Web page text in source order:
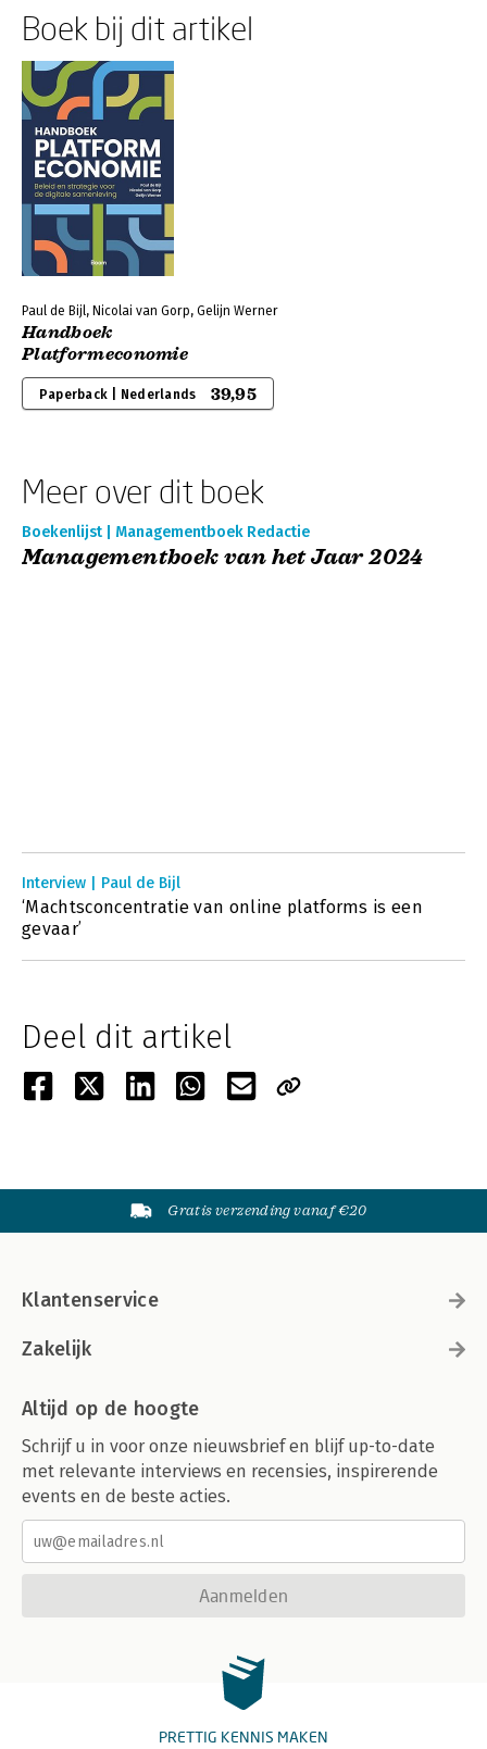
Boek bij dit artikel
Paul de Bijl, Nicolai van Gorp, Gelijn Werner
Handboek
Platformeconomie
Paperback | Nederlands 39,95
Meer over dit boek
Boekenlijst | Managementboek Redactie
Managementboek van het Jaar 2024
Interview | Paul de Bijl
‘Machtsconcentratie van online platforms is een
gevaar’
Deel dit artikel
Gratis verzending vanaf €20
Klantenservice
Zakelijk
Altijd op de hoogte
Schrijf u in voor onze nieuwsbrief en blijf up-to-date
met relevante interviews en recensies, inspirerende
events en de beste acties.
Aanmelden
PRETTIG KENNIS MAKEN